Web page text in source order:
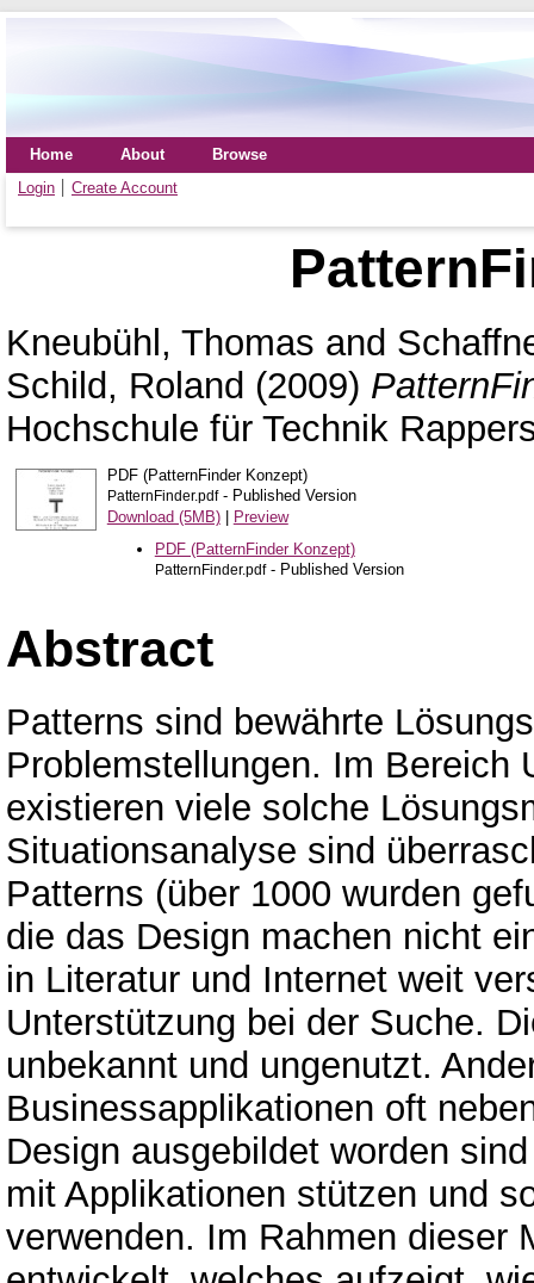
Home About
Browse
Login
Create Account
Kneubühl, Thomas and
Schild, Roland (2009)
Hochschule für Technik
PDF (PatternFinder Konzept)
PatternFinder.pdf- Published Version
Download (5MB)| Preview
PDF (PatternFinder Konzept)
PatternFinder.pdf- Published Version
Abstract
Patterns sind bewährte
Problemstellungen. Im Bereich
existieren viele solche
Situationsanalyse sind
Patterns (über 1000 wurden
die das Design machen nicht
in Literatur und Internet weit
Unterstützung bei der Suche.
unbekannt und ungenutzt.
Businessapplikationen oft
Design ausgebildet worden
mit Applikationen stützen und
verwenden. Im Rahmen dieser